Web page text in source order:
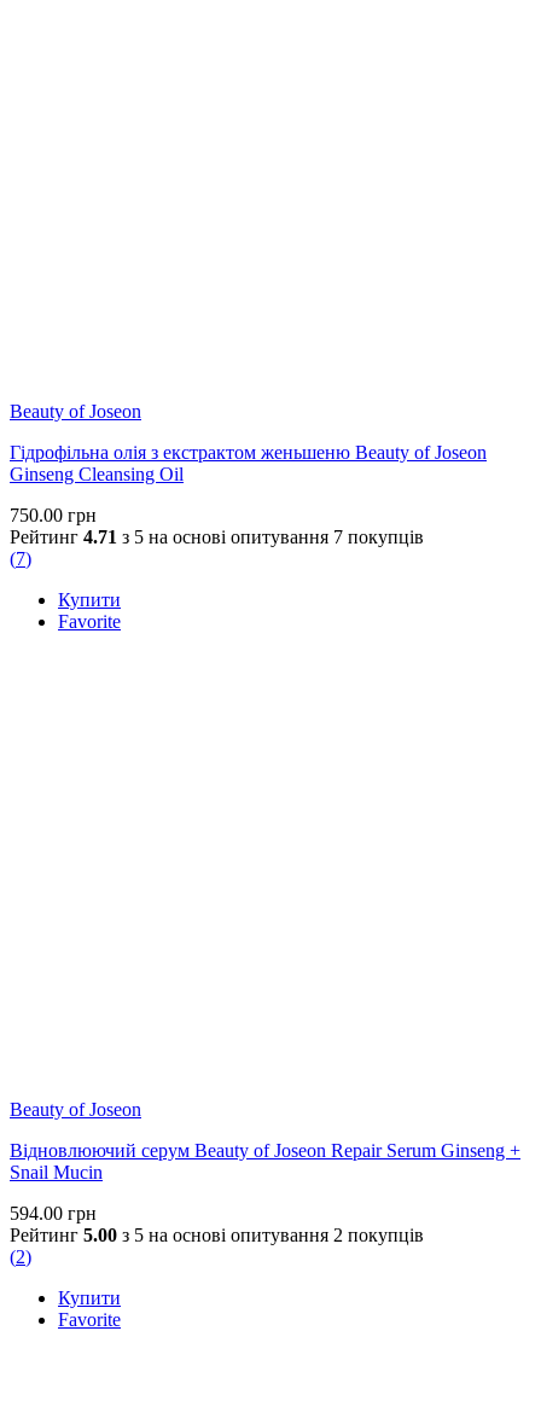
Beauty of Joseon
Гідрофільна олія з екстрактом женьшеню Beauty of Joseon
Ginseng Cleansing Oil
750.00 грн
Рейтинг 4.71 з 5 на основі опитування 7 покупців
(7)
Купити
Favorite
Beauty of Joseon
Відновлюючий серум Beauty of Joseon Repair Serum Ginseng +
Snail Mucin
594.00 грн
Рейтинг 5.00 з 5 на основі опитування 2 покупців
(2)
Купити
Favorite